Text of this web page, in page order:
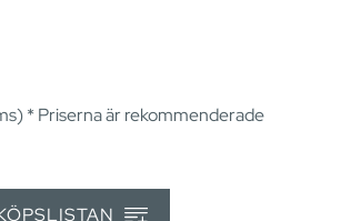
* Priserna är rekommenderade